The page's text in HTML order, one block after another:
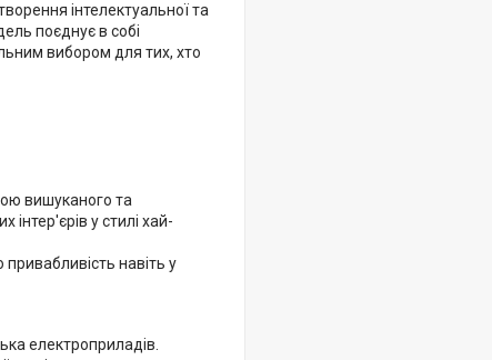
інтелектуальної та
поєднує в собі
вибором для тих, хто
вишуканого та
у стилі хай-
навіть у
електроприладів.